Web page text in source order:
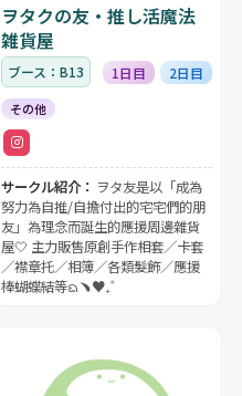
ヲタクの友・推し活魔法
雑貨屋
ブース：B13 1日目 2日目
その他
サークル紹介： ヲタ友是以「成為
努力為自推/自擔付出的宅宅們的朋
友」為理念而誕生的應援周邊雜貨
屋🤍 主力販售原創手作相套／卡套
／襟章托／相簿／各類髮飾／應援
棒蝴蝶結等ᨳ﹅♥︎₊˚